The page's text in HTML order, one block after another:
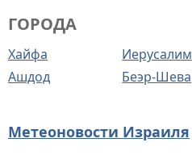
ГОРОДА
Хайфа Иерусалим
Ашдод
Беэр-Шева
Метеоновости Израиля